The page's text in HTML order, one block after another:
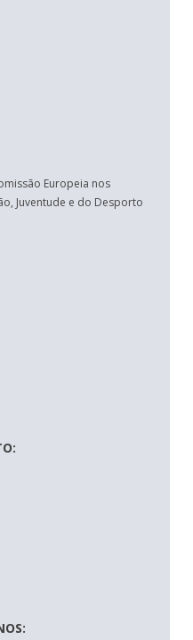
Europeia nos
Juventude e do Desporto